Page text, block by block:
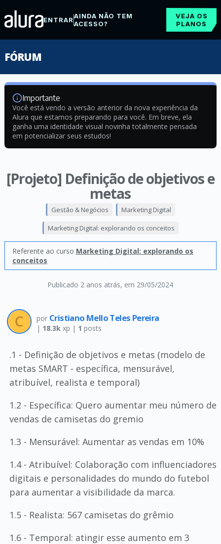
ENTRARAINDA NÃO TEM
ACESSO?
VEJA OS
PLANOS
FÓRUM
Importante
Você está vendo a versão anterior da nova experiência da
Alura que estamos preparando para você. Em breve, ela
ganha uma identidade visual novinha totalmente pensada
em potencializar seus estudos!
[Projeto] Definição de objetivos e
metas
Publicado 2 anos atrás, em 29/05/2024
Gestão & Negócios Marketing Digital
Marketing Digital: explorando os conceitos
Referente ao curso Marketing Digital: explorando os
conceitos
por Cristiano Mello Teles Pereira
| 18.3kxp | 1 posts
.1 - Definição de objetivos e metas (modelo de
metas SMART - específica, mensurável,
atribuível, realista e temporal)
1.2 - Específica: Quero aumentar meu número de
vendas de camisetas do gremio
1.3 - Mensurável: Aumentar as vendas em 10%
1.4 - Atribuível: Colaboração com influenciadores
digitais e personalidades do mundo do futebol
para aumentar a visibilidade da marca.
1.5 - Realista: 567 camisetas do grêmio
1.6 - Temporal: atingir esse aumento em 3